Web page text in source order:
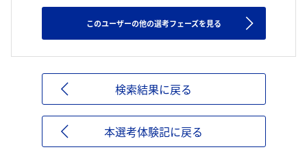
このユーザーの他の選考フェーズを見る
検索結果に戻る
本選考体験記に戻る